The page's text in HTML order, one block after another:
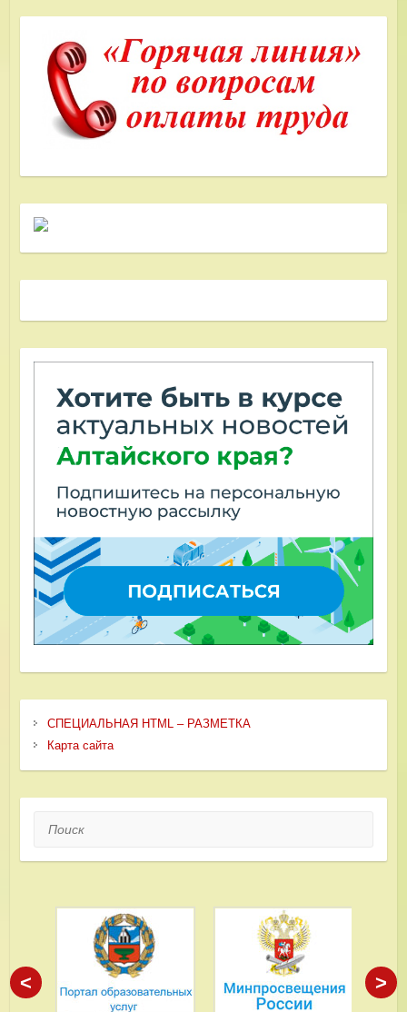
СПЕЦИАЛЬНАЯ HTML – РАЗМЕТКА
Карта сайта
Поиск
< >